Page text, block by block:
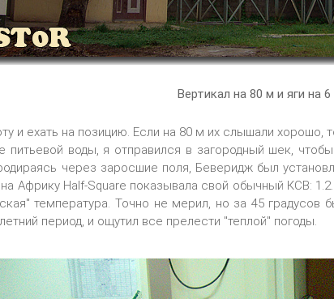
Вертикал на 80 м и яги на 6
и ехать на позицию. Если на 80 м их слышали
питьевой воды, я отправился в загородный шек,
через заросшие поля, Беверидж был
Африку Half-Square показывала свой обычный КСВ:
температура. Точно не мерил, но за 45 градусов
период, и ощутил все прелести "теплой" погоды.